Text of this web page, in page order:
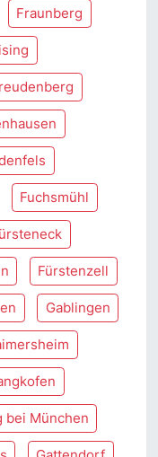
Fraunberg
Fuchsmühl
Fürstenzell
Gablingen
bei München